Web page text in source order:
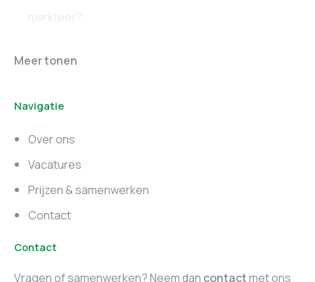
markteer?
Online marketing
Marketing vacatures
Zuid-Holland
Marketing vacatures
Utrecht
Meer tonen
Navigatie
Over ons
Vacatures
Prijzen & samenwerken
Contact
Contact
Vragen of samenwerken? Neem dan contactmet ons